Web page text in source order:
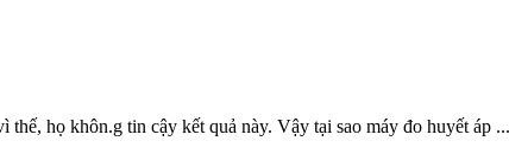
họ khôn.g tin cậy kết quả này. Vậy tại sao máy đo huyết áp ...